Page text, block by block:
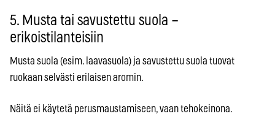
5. Musta tai savustettu suola –
erikoistilanteisiin
Musta suola (esim. laavasuola) ja savustettu suola tuovat
ruokaan selvästi erilaisen aromin.
Näitä ei käytetä perusmaustamiseen, vaan tehokeinona.